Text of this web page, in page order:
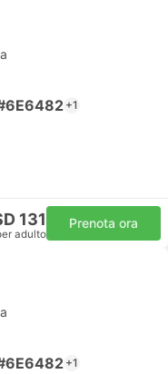
+1
131
adulto
Prenota ora
+1